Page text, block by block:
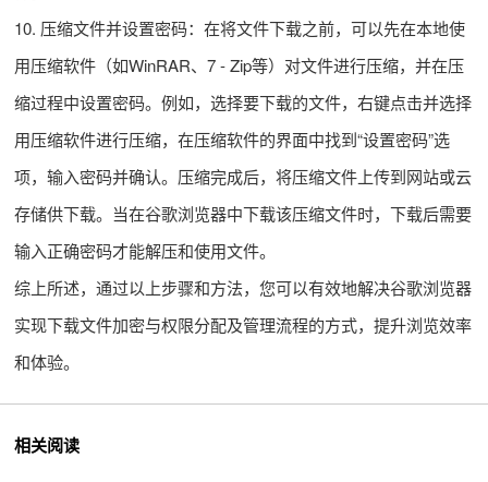
10. 压缩文件并设置密码：在将文件下载之前，可以先在本地使
用压缩软件（如WinRAR、7 - Zip等）对文件进行压缩，并在压
缩过程中设置密码。例如，选择要下载的文件，右键点击并选择
用压缩软件进行压缩，在压缩软件的界面中找到“设置密码”选
项，输入密码并确认。压缩完成后，将压缩文件上传到网站或云
存储供下载。当在谷歌浏览器中下载该压缩文件时，下载后需要
输入正确密码才能解压和使用文件。
综上所述，通过以上步骤和方法，您可以有效地解决谷歌浏览器
实现下载文件加密与权限分配及管理流程的方式，提升浏览效率
和体验。
相关阅读